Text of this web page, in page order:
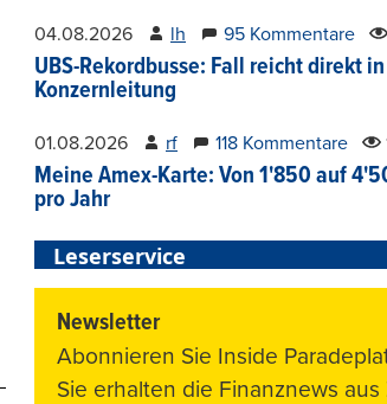
04.08.2026 lh 95 Kommentare
UBS-Rekordbusse: Fall reicht direkt in
Konzernleitung
01.08.2026 rf 118 Kommentare
Meine Amex-Karte: Von 1'850 auf
pro Jahr
Leserservice
Newsletter
Abonnieren Sie Inside
Sie erhalten die Finanznews aus